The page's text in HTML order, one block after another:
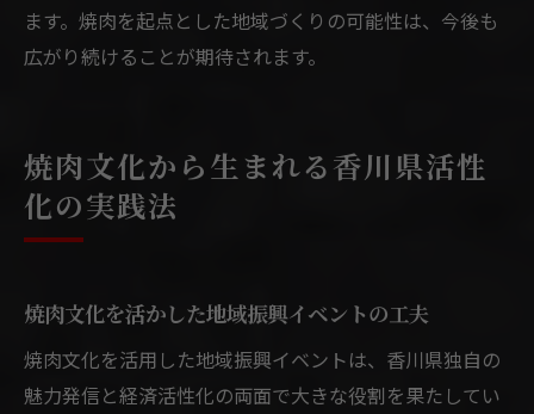
ます。焼肉を起点とした地域づくりの可能性は、今後も
広がり続けることが期待されます。
焼肉文化から生まれる香川県活性
化の実践法
焼肉文化を活かした地域振興イベントの工夫
焼肉文化を活用した地域振興イベントは、香川県独自の
魅力発信と経済活性化の両面で大きな役割を果たしてい